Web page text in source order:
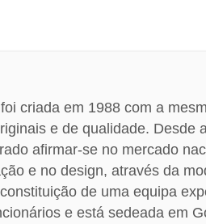
criada em 1988 com a
e de qualidade. Desde
afirmar-se no mercado
e no design, através da
de uma equipa
e está sedeada em